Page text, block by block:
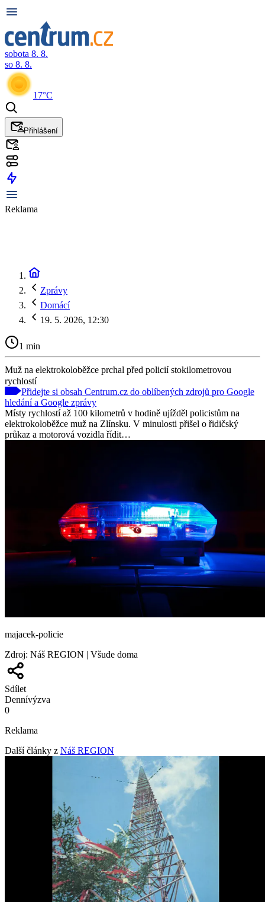
sobota 8. 8.
so 8. 8.
17°C
Přihlášení
Reklama
Zprávy
Domácí
19. 5. 2026, 12:30
1 min
Muž na elektrokoloběžce prchal před policií stokilometrovou
rychlostí
Přidejte si obsah Centrum.cz do oblíbených zdrojů pro Google
hledání a Google zprávy
Místy rychlostí až 100 kilometrů v hodině ujížděl policistům na
elektrokoloběžce muž na Zlínsku. V minulosti přišel o řidičský
průkaz a motorová vozidla řídit…
majacek-policie
Zdroj: Náš REGION | Všude doma
Sdílet
Dennívýzva
0
Reklama
Další články z Náš REGION